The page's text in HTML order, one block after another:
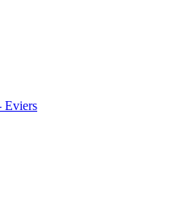
Eviers